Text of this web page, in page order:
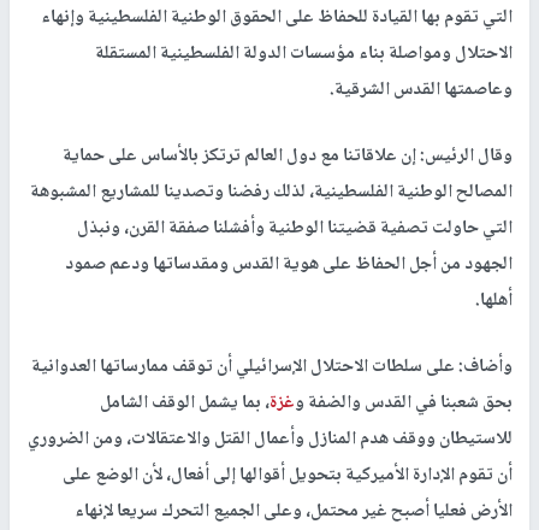
التي تقوم بها القيادة للحفاظ على الحقوق الوطنية الفلسطينية وإنهاء
الاحتلال ومواصلة بناء مؤسسات الدولة الفلسطينية المستقلة
وعاصمتها القدس الشرقية.
وقال الرئيس: إن علاقاتنا مع دول العالم ترتكز بالأساس على حماية
المصالح الوطنية الفلسطينية، لذلك رفضنا وتصدينا للمشاريع المشبوهة
التي حاولت تصفية قضيتنا الوطنية وأفشلنا صفقة القرن، ونبذل
الجهود من أجل الحفاظ على هوية القدس ومقدساتها ودعم صمود
أهلها.
وأضاف: على سلطات الاحتلال الإسرائيلي أن توقف ممارساتها العدوانية
بحق شعبنا في القدس والضفة وغزة، بما يشمل الوقف الشامل
للاستيطان ووقف هدم المنازل وأعمال القتل والاعتقالات، ومن الضروري
أن تقوم الإدارة الأميركية بتحويل أقوالها إلى أفعال، لأن الوضع على
الأرض فعليا أصبح غير محتمل، وعلى الجميع التحرك سريعا لإنهاء